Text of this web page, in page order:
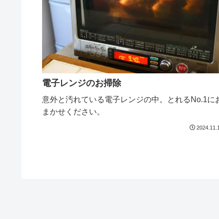
電子レンジのお掃除
意外と汚れている電子レンジの中。とれるNo.1に
まかせください。